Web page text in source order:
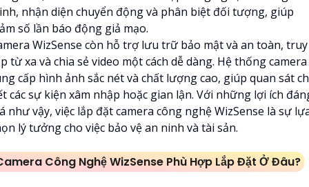
nhận diện chuyển động và phân biệt đối tượng, giúp
số lần báo động giả mạo.
WizSense còn hỗ trợ lưu trữ bảo mật và an toàn, truy
từ xa và chia sẻ video một cách dễ dàng. Hệ thống camera
cấp hình ảnh sắc nét và chất lượng cao, giúp quan sát
các sự kiện xâm nhập hoặc gian lận. Với những lợi ích
như vậy, việc lắp đặt camera công nghệ WizSense là sự
lý tưởng cho việc bảo vệ an ninh và tài sản.
Công Nghệ WizSense Phù Hợp Lắp Đặt Ở Đâu?